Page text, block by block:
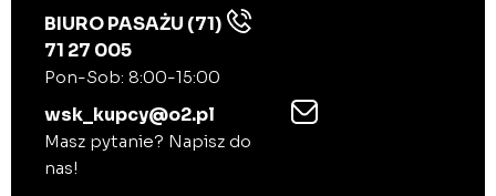
*
BIURO PASAŻU (71)
71 27 005
Pon-Sob: 8:00-15:00
wsk_kupcy@o2.pl
Masz pytanie? Napisz do
nas!